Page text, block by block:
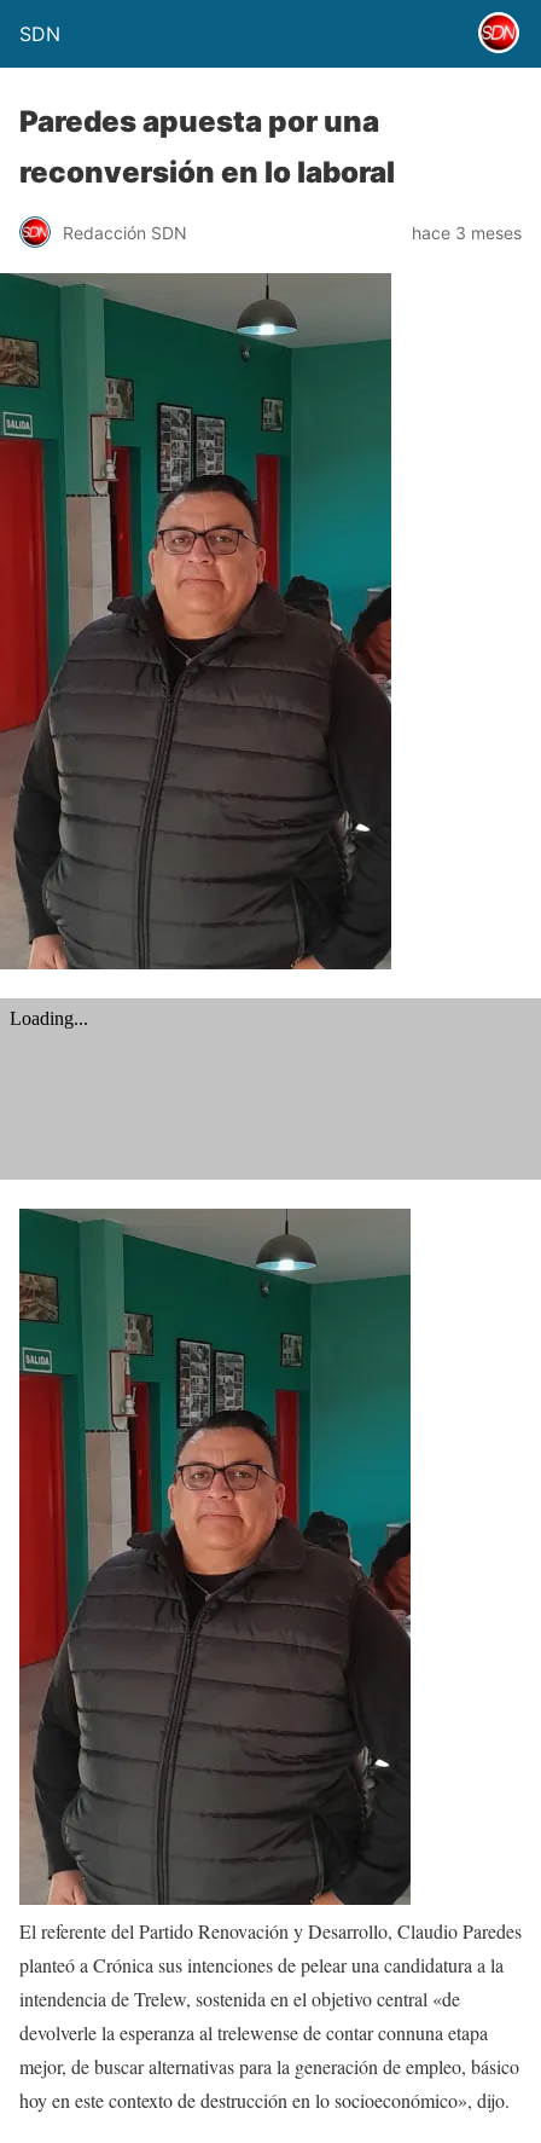
SDN
Paredes apuesta por una
reconversión en lo laboral
Redacción SDN hace 3 meses
El referente del Partido Renovación y Desarrollo, Claudio Paredes
planteó a Crónica sus intenciones de pelear una candidatura a la
intendencia de Trelew, sostenida en el objetivo central «de
devolverle la esperanza al trelewense de contar connuna etapa
mejor, de buscar alternativas para la generación de empleo, básico
hoy en este contexto de destrucción en lo socioeconómico», dijo.